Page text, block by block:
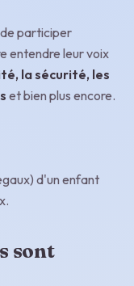
participer
entendre leur voix
la sécurité, les
et bien plus encore.
d'un enfant
sont